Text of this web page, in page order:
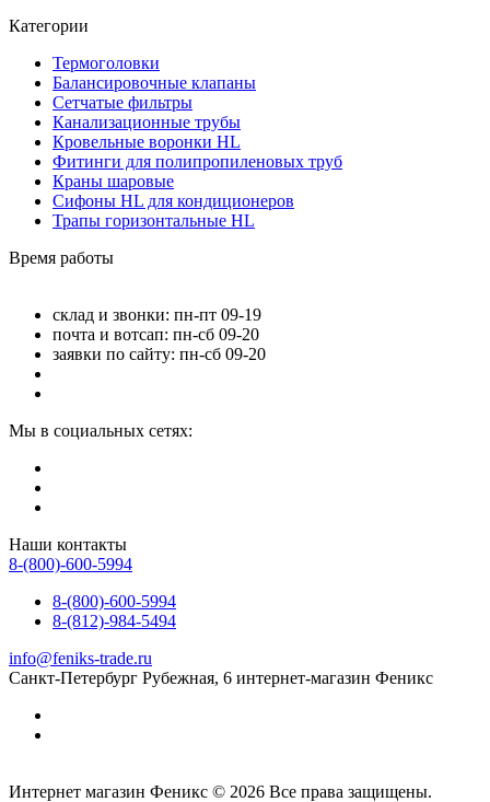
Категории
Термоголовки
Балансировочные клапаны
Сетчатые фильтры
Канализационные трубы
Кровельные воронки HL
Фитинги для полипропиленовых труб
Краны шаровые
Сифоны HL для кондиционеров
Трапы горизонтальные HL
Время работы
склад и звонки: пн-пт 09-19
почта и вотсап: пн-сб 09-20
заявки по сайту: пн-сб 09-20
Мы в социальных сетях:
Наши контакты
8-(800)-600-5994
8-(800)-600-5994
8-(812)-984-5494
info@feniks-trade.ru
Санкт-Петербург Рубежная, 6 интернет-магазин Феникс
Интернет магазин Феникс © 2026 Все права защищены.